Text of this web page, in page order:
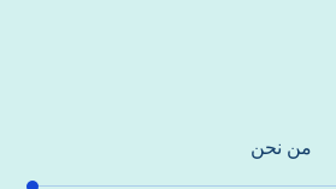
من نحن